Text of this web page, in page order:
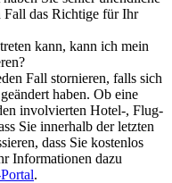
das Richtige für Ihr
kann, kann ich mein
Fall stornieren, falls sich
haben. Ob eine
involvierten Hotel-, Flug-
Sie innerhalb der letzten
dass Sie kostenlos
Informationen dazu
.